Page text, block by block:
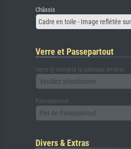
Châssis
Cadre en toile - Image reflétée
Verre et Passepartout
verre (y compris le panneau arrière)
Veuillez sélectionner
Passepartout
Pas de Passepartout
Divers & Extras